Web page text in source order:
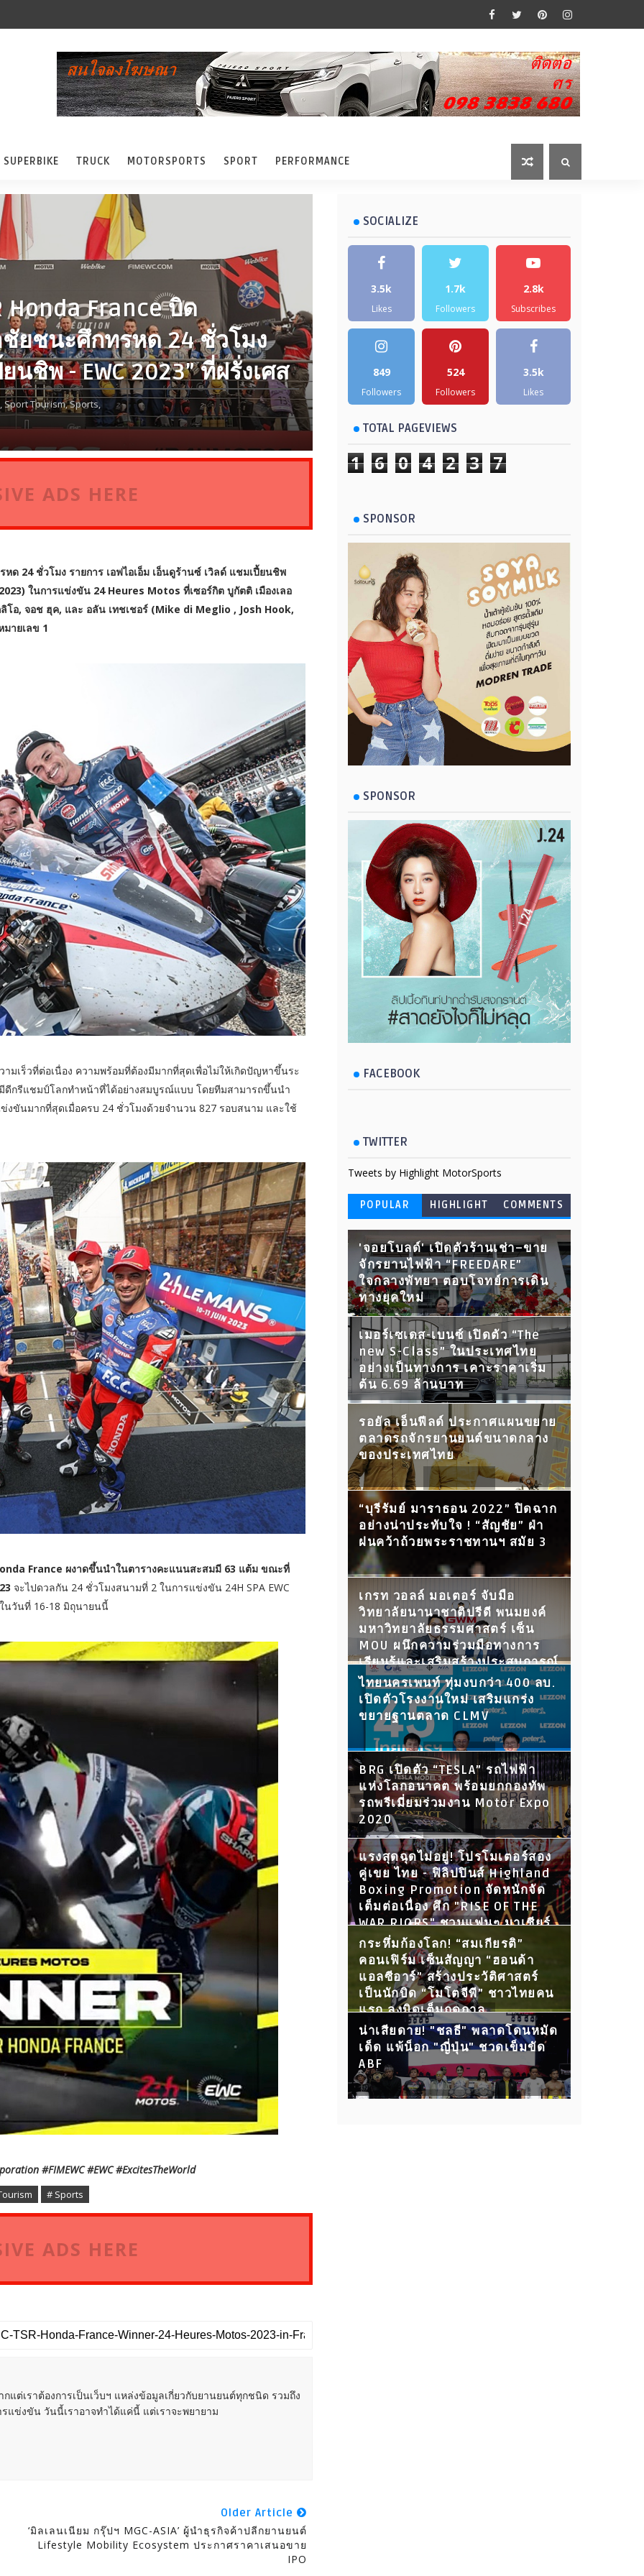
SUPERBIKE TRUCK MOTORSPORTS SPORT PERFORMANCE
Honda France บิด
ชัยชนะศึกทรหด 24 ชั่วโมง
ชิพ - EWC 2023” ที่ฝรั่งเศส
Sport Tourism,Sports,
ADS HERE
ด 24 ชั่วโมง รายการ เอฟไอเอ็ม เอ็นดูร้านซ์ เวิลด์ แชมเปี้ยนชิพ
ในการแข่งขัน 24 Heures Motos ที่เซอร์กิต บูกัตติ เมืองเลอ
โอ, จอช ฮุค, และ อลัน เทชเชอร์ (Mike di Meglio , Josh Hook,
ายเลข 1
เร็วที่ต่อเนื่อง ความพร้อมที่ต้องมีมากที่สุดเพื่อไม่ให้เกิดปัญหาขึ้นระ
มีดีกรีแชมป์โลกทำหน้าที่ได้อย่างสมบูรณ์แบบ โดยทีมสามารถขึ้นนำ
ขันมากที่สุดเมื่อครบ 24 ชั่วโมงด้วยจำนวน 827 รอบสนาม และใช้
France ผงาดขึ้นนำในตารางคะแนนสะสมมี 63 แต้ม ขณะที่
จะไปดวลกัน 24 ชั่วโมงสนามที่ 2 ในการแข่งขัน 24H SPA EWC
ในวันที่ 16-18 มิถุนายนนี้
#FIMEWC #EWC #ExcitesTheWorld
# Sports
ADS HERE
กแต่เราต้องการเป็นเว็บฯ แหล่งข้อมูลเกี่ยวกับยานยนต์ทุกชนิด รวมถึง
ข่งขัน วันนี้เราอาจทำได้แค่นี้ แต่เราจะพยายาม
Older Article
‘มิลเลนเนียม กรุ๊ปฯ MGC-ASIA’ ผู้นำธุรกิจค้าปลีกยานยนต์
Lifestyle Mobility Ecosystem ประกาศราคาเสนอขาย
IPO
SOCIALIZE
3.5k
Likes
1.7k
Followers
2.8k
Subscribes
849
Followers
524
Followers
3.5k
Likes
TOTAL PAGEVIEWS
1 6 0 4 2 3 7
SPONSOR
SPONSOR
FACEBOOK
TWITTER
Tweets by Highlight MotorSports
POPULAR HIGHLIGHT COMMENTS
'จอยโบลด์' เปิดตัวร้านเช่า–ขาย
จักรยานไฟฟ้า “FREEDARE”
ใจกลางพัทยา ตอบโจทย์การเดิน
ทางยุคใหม่
เมอร์เซเดส-เบนซ์ เปิดตัว “The
new S-Class” ในประเทศไทย
อย่างเป็นทางการ เคาะราคาเริ่ม
ต้น 6.69 ล้านบาท
รอยัล เอ็นฟีลด์ ประกาศแผนขยาย
ตลาดรถจักรยานยนต์ขนาดกลาง
ของประเทศไทย
“บุรีรัมย์ มาราธอน 2022” ปิดฉาก
อย่างน่าประทับใจ ! “สัญชัย” ฝ่า
ฝนคว้าถ้วยพระราชทานฯ สมัย 3
เกรท วอลล์ มอเตอร์ จับมือ
วิทยาลัยนานาชาติปรีดี พนมยงค์
มหาวิทยาลัยธรรมศาสตร์ เซ็น
MOU ผนึกความร่วมมือทางการ
เรียนรู้และเสริมสร้างประสบการณ์
ให้นักศึกษา พร้อมเปิดประตูสู่โลก
การทำงานในอนาคต
ไทยนครเพนท์ ทุ่มงบกว่า 400 ลบ.
เปิดตัวโรงงานใหม่ เสริมแกร่ง
ขยายฐานตลาด CLMV
BRG เปิดตัว “TESLA” รถไฟฟ้า
แห่งโลกอนาคต พร้อมยกกองทัพ
รถพรีเมี่ยมร่วมงาน Motor Expo
2020
แรงสุดฉุดไม่อยู่! โปรโมเตอร์สอง
คู่เขย ไทย - ฟิลิปปินส์ Highland
Boxing Promotion จัดหนักจัด
เต็มต่อเนื่อง ศึก "RISE OF THE
WAR RIORS" ชวนแฟนๆ มาเชียร์
กับ 15 คู่ขุนพลนักสู้ ห้ามพลาด!
กระหึ่มก้องโลก! “สมเกียรติ”
คอนเฟิร์ม เซ็นสัญญา “ฮอนด้า
แอลซีอาร์” สร้างประวัติศาสตร์
เป็นนักบิด “โมโตจีพี” ชาวไทยคน
แรก ลงบิดเต็มฤดูกาล
น่าเสียดาย! "ชลธี" พลาดโดนหมัด
เด็ด แพ้น็อก "ญี่ปุ่น" ชวดเข็มขัด
ABF